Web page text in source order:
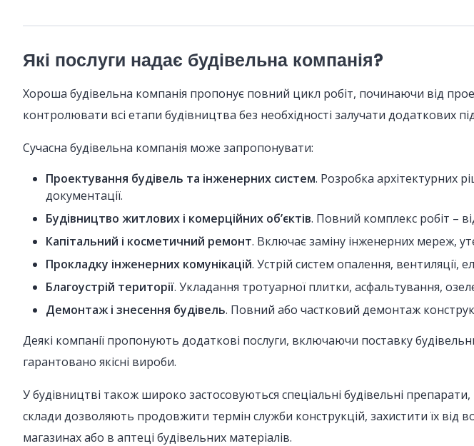
Які послуги надає будівельна компанія?
Хороша будівельна компанія пропонує повний цикл робіт, починаючи від
контролювати всі етапи будівництва без необхідності залучати додаткових
Сучасна будівельна компанія може запропонувати:
Проектування будівель та інженерних систем. Розробка архітектурних
документації.
Будівництво житлових і комерційних об’єктів. Повний комплекс робіт –
Капітальний і косметичний ремонт. Включає заміну інженерних мереж,
Прокладку інженерних комунікацій. Устрій систем опалення, вентиляції,
Благоустрій території. Укладання тротуарної плитки, асфальтування,
Демонтаж і знесення будівель. Повний або частковий демонтаж
Деякі компанії пропонують додаткові послуги, включаючи поставку
гарантовано якісні вироби.
У будівництві також широко застосовуються спеціальні будівельні препарати,
склади дозволяють продовжити термін служби конструкцій, захистити їх від
магазинах або в аптеці будівельних матеріалів.